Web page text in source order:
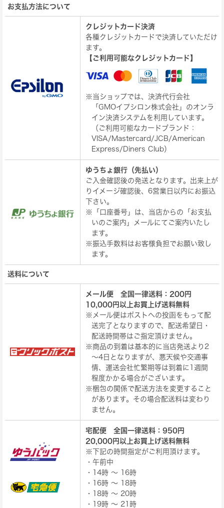
お支払方法について
クレジットカード決済
各種クレジットカードで決済していただけ
ます。
【ご利用可能なクレジットカード】
※当ショップでは、決済代行会社
「GMOイプシロン株式会社」のオンラ
イン決済システムを利用しています。
（ご利用可能なカードブランド：
VISA/Mastercard/JCB/American
Express/Diners Club）
ゆうちょ銀行（先払い）
ご入金確認後の発送となります。出来上が
りイメージ確認後、6営業日以内にお振込
下さい。
※「口座番号」は、当店からの「お支払
いのご案内」メールにてご案内いたし
ます。
※振込手数料はお客様負担でお願い致し
ます。
送料について
メール便 全国一律送料：200円
10,000円以上お買上げ送料無料
※メール便はポストへの投函をもって配
送完了となりますので、配送希望日・
配送時間帯はご指定頂けません。
※商品の到着は基本的に当店発送より2
～4日となりますが、悪天候や交通事
情、運送会社忙繁期等は到着に1週間
程度かかる場合がございます。
※梱包の関係で配送方法を変更すること
があります。その場合配送料は変わり
ません。
宅配便 全国一律送料：950円
20,000円以上お買上げ送料無料
※下記の時間指定がご利用頂けます。
・午前中
・14時 ～ 16時
・16時 ～ 18時
・18時 ～ 20時
・19時 ～ 21時